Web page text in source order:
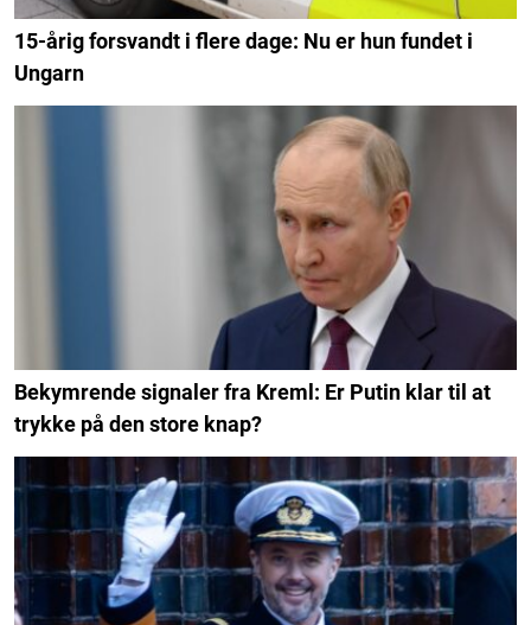
15-årig forsvandt i flere dage: Nu er hun fundet i
Ungarn
Bekymrende signaler fra Kreml: Er Putin klar til at
trykke på den store knap?